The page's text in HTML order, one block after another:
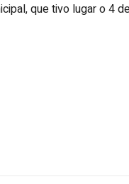
que tivo lugar o 4